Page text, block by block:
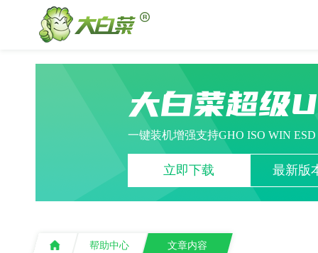
大白菜超级
一键装机增强支持GHO ISO WIN
立即下载 最新版
帮助中心 文章内容